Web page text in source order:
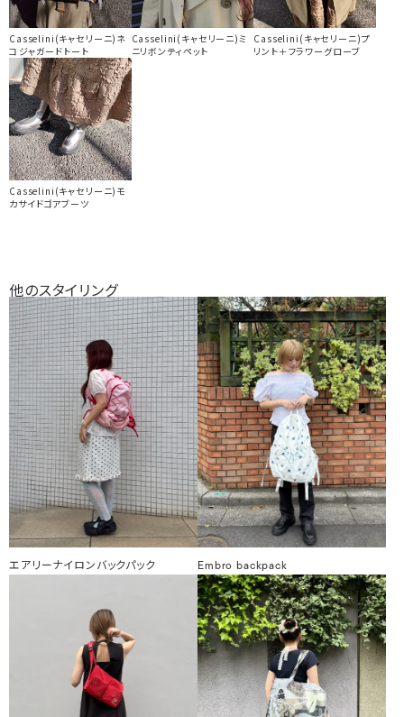
Casselini(キャセリーニ)ネ
コジャガードトート
Casselini(キャセリーニ)ミ
ニリボンティペット
Casselini(キャセリーニ)プ
リント＋フラワーグローブ
Casselini(キャセリーニ)モ
カサイドゴアブーツ
他のスタイリング
エアリーナイロンバックパック Embro backpack